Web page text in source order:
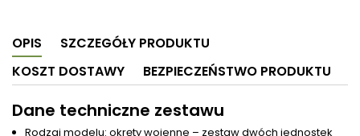
OPIS
SZCZEGÓŁY PRODUKTU
KOSZT DOSTAWY
BEZPIECZEŃSTWO PRODUKTU
Dane techniczne zestawu
Rodzaj modelu: okręty wojenne – zestaw dwóch jednostek